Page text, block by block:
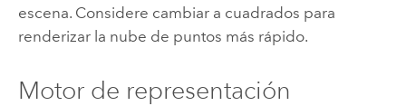
escena. Considere cambiar a cuadrados para
renderizar la nube de puntos más rápido.
Motor de representación